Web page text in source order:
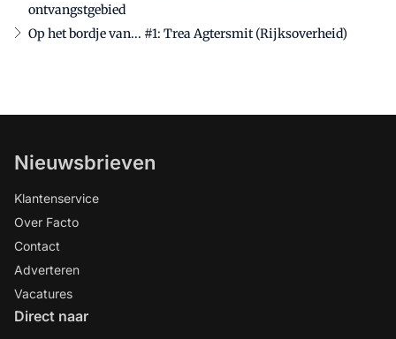
ontvangstgebied
Op het bordje van... #1: Trea Agtersmit (Rijksoverheid)
Nieuwsbrieven
Klantenservice
Over Facto
Contact
Adverteren
Vacatures
Direct naar